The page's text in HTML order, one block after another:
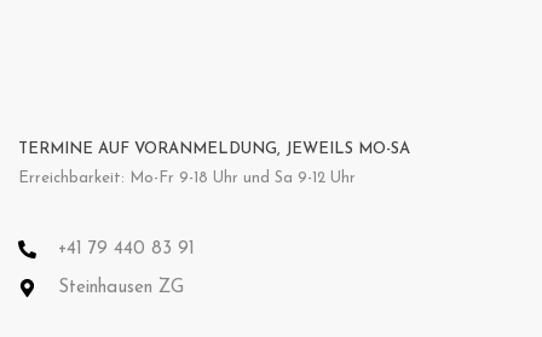
TERMINE AUF VORANMELDUNG, JEWEILS MO-SA
Erreichbarkeit: Mo-Fr 9-18 Uhr und Sa 9-12 Uhr
+41 79 440 83 91
Steinhausen ZG